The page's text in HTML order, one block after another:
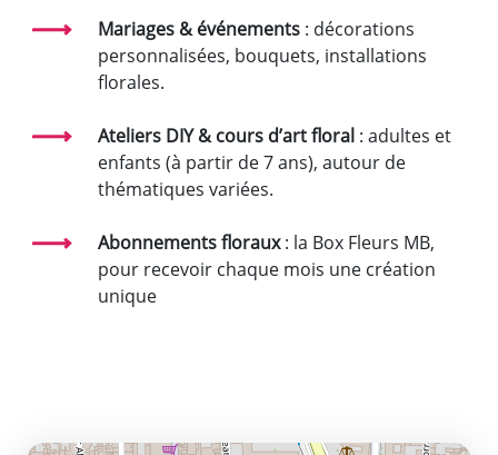
Mariages & événements : décorations
personnalisées, bouquets, installations
florales.
Ateliers DIY & cours d’art floral : adultes et
enfants (à partir de 7 ans), autour de
thématiques variées.
Abonnements floraux: la Box Fleurs MB,
pour recevoir chaque mois une création
unique